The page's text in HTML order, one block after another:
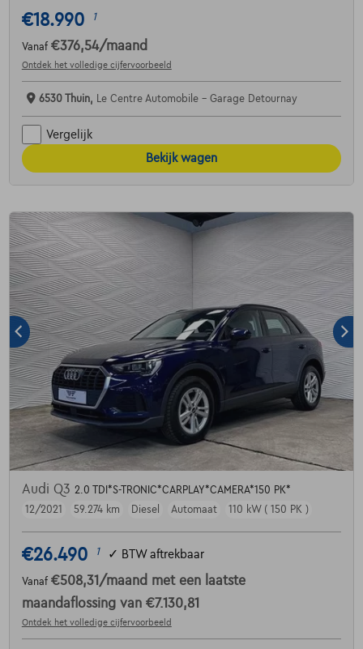
€18.990 1
Vanaf €376,54/maand
Ontdek het volledige cijfervoorbeeld
6530 Thuin, Le Centre Automobile - Garage Detournay
Vergelijk
Bekijk wagen
Audi Q3 2.0 TDI*S-TRONIC*CARPLAY*CAMERA*150 PK*
12/2021
59.274 km Diesel Automaat 110 kW ( 150 PK )
€26.490 1 ✓ BTW aftrekbaar
Vanaf €508,31 /maand met een laatste
maandaflossing van €7.130,81
Ontdek het volledige cijfervoorbeeld